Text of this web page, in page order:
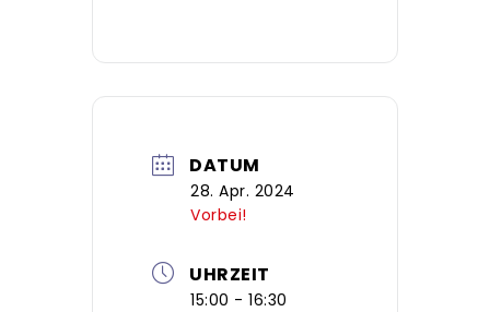
DATUM
28. Apr. 2024
Vorbei!
UHRZEIT
15:00 - 16:30